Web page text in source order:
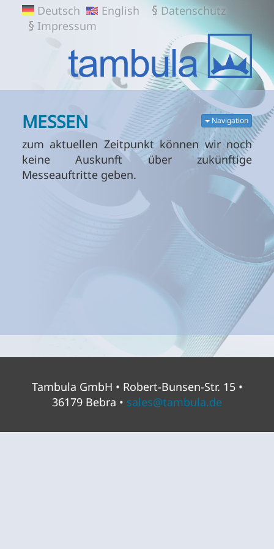
TAMBULA
GMBH
Deutsch English
Datenschutz
Impressum
Navigation
MESSEN
zum aktuellen Zeitpunkt können wir noch
keine Auskunft über zukünftige
Messeauftritte geben.
Tambula GmbH • Robert-Bunsen-Str. 15 •
36179 Bebra • sales@tambula.de